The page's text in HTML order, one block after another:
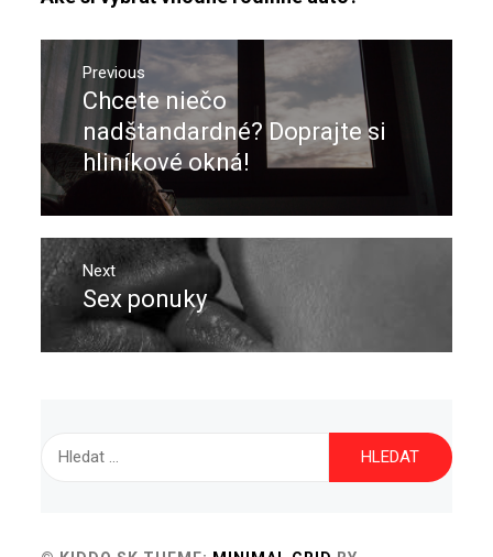
Navigace
pro
příspěvek
Previous
Previous
post:
Chcete niečo
nadštandardné? Doprajte si
hliníkové okná!
Next
Next
post:
Sex ponuky